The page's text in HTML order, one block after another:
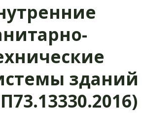
зданий